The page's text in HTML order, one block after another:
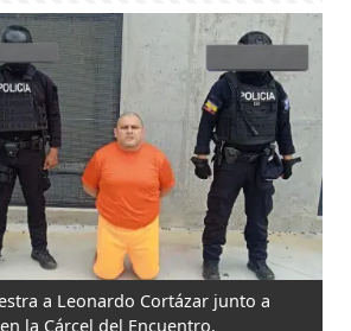
a Leonardo Cortázar junto a
la Cárcel del Encuentro.